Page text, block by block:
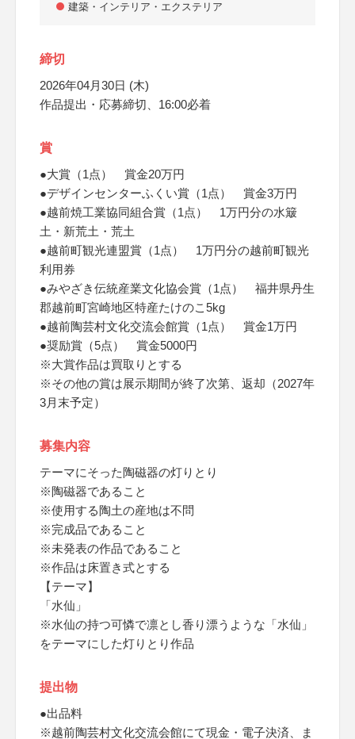
建築・インテリア・エクステリア
締切
2026年04月30日 (木)
作品提出・応募締切、16:00必着
賞
●大賞（1点） 賞金20万円
●デザインセンターふくい賞（1点） 賞金3万円
●越前焼工業協同組合賞（1点） 1万円分の水簸
土・新荒土・荒土
●越前町観光連盟賞（1点） 1万円分の越前町観光
利用券
●みやざき伝統産業文化協会賞（1点） 福井県丹生
郡越前町宮崎地区特産たけのこ5kg
●越前陶芸村文化交流会館賞（1点） 賞金1万円
●奨励賞（5点） 賞金5000円
※大賞作品は買取りとする
※その他の賞は展示期間が終了次第、返却（2027年
3月末予定）
募集内容
テーマにそった陶磁器の灯りとり
※陶磁器であること
※使用する陶土の産地は不問
※完成品であること
※未発表の作品であること
※作品は床置き式とする
【テーマ】
「水仙」
※水仙の持つ可憐で凛とし香り漂うような「水仙」
をテーマにした灯りとり作品
提出物
●出品料
※越前陶芸村文化交流会館にて現金・電子決済、ま